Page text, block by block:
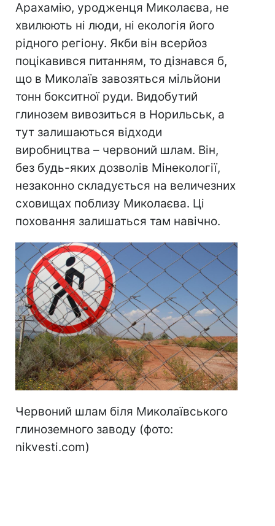
Арахамію, уродженця Миколаєва, не
хвилюють ні люди, ні екологія його
рідного регіону. Якби він всерйоз
поцікавився питанням, то дізнався б,
що в Миколаїв завозяться мільйони
тонн бокситної руди. Видобутий
глинозем вивозиться в Норильськ, а
тут залишаються відходи
виробництва – червоний шлам. Він,
без будь-яких дозволів Мінекології,
незаконно складується на величезних
сховищах поблизу Миколаєва. Ці
поховання залишаться там навічно.
Червоний шлам біля Миколаївського
глиноземного заводу (фото:
nikvesti.com)